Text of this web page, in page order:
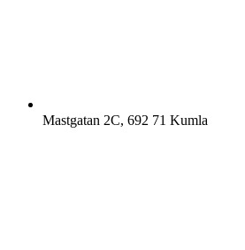
Mastgatan 2C, 692 71 Kumla